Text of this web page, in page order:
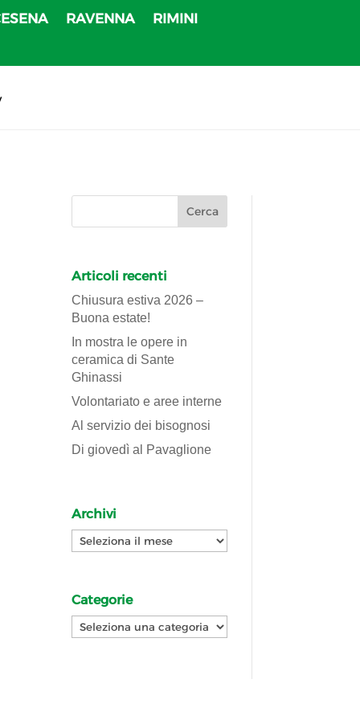
RAVENNA RIMINI
Articoli recenti
Chiusura estiva 2026 –
Buona estate!
In mostra le opere in
ceramica di Sante
Ghinassi
Volontariato e aree interne
Al servizio dei bisognosi
Di giovedì al Pavaglione
Archivi
Archivi
Categorie
Categorie